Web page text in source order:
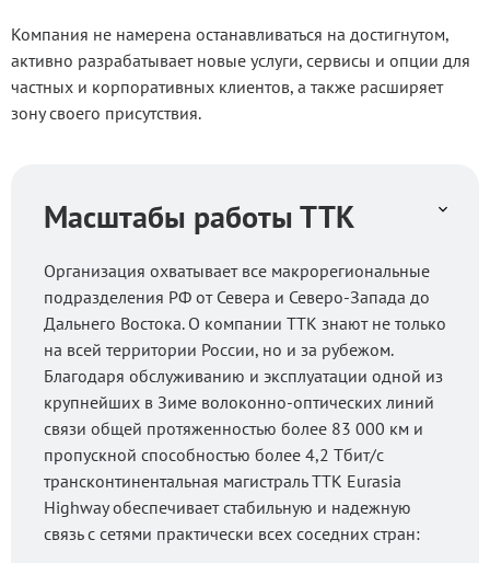
Компания не намерена останавливаться на достигнутом,
активно разрабатывает новые услуги, сервисы и опции для
частных и корпоративных клиентов, а также расширяет
зону своего присутствия.
Масштабы работы ТТК
Организация охватывает все макрорегиональные
подразделения РФ от Севера и Северо-Запада до
Дальнего Востока. О компании ТТК знают не только
на всей территории России, но и за рубежом.
Благодаря обслуживанию и эксплуатации одной из
крупнейших в Зиме волоконно-оптических линий
связи общей протяженностью более 83 000 км и
пропускной способностью более 4,2 Тбит/с
трансконтинентальная магистраль TTK Eurasia
Highway обеспечивает стабильную и надежную
связь с сетями практически всех соседних стран: